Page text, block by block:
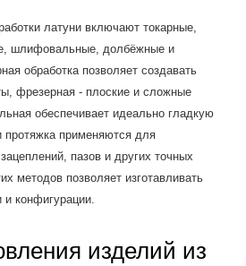
латуни включают токарные,
шлифовальные, долбёжные и
обработка позволяет создавать
фрезерная - плоские и сложные
обеспечивает идеально гладкую
протяжка применяются для
пазов и других точных
методов позволяет изготавливать
конфигурации.
изделий из